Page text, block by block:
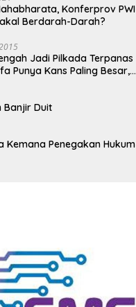
Konferprov PWI
Berdarah-Darah?
Jadi Pilkada Terpanas
Punya Kans Paling Besar,
Banjir Duit
Kemana Penegakan Hukum